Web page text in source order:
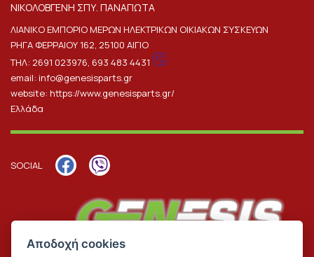
ΝΙΚΟΛΟΒΓΕΝΗ ΣΠΥ. ΠΑΝΑΓΙΩΤΑ
ΛΙΑΝΙΚΟ ΕΜΠΟΡΙΟ ΜΕΡΩΝ ΗΛΕΚΤΡΙΚΩΝ ΟΙΚΙΑΚΩΝ ΣΥΣΚΕΥΩΝ
ΡΗΓΑ ΦΕΡΡΑΙΟΥ 162, 25100 ΑΙΓΙΟ
ΤΗΛ: 2691 023976, 693 483 4431
email: info@genesisparts.gr
website: https://www.genesisparts.gr/
Ελλάδα
SOCIAL
Αποδοχή cookies